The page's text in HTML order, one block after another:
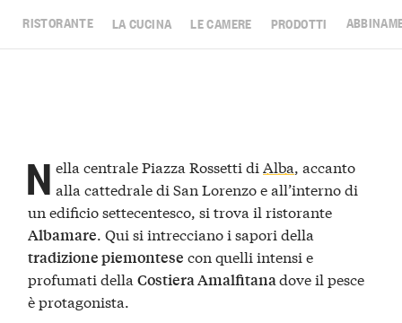
RISTORANTE LA CUCINA LE CAMERE PRODOTTI
N ella centrale Piazza Rossetti diAlba, accanto
alla cattedrale di San Lorenzo e all’interno di
un edificio settecentesco, si trova il ristorante
Albamare. Qui si intrecciano i sapori della
tradizione piemontese con quelli intensi e
profumati dellaCostiera Amalfitanadove il pesce
è protagonista.